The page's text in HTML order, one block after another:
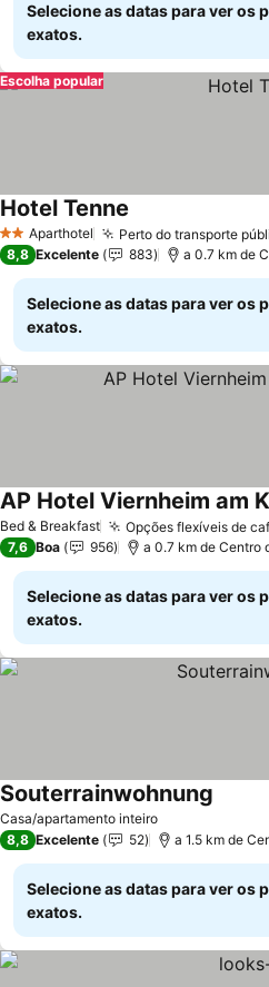
Selecione as datas para ver os
exatos.
Escolha popular
2 EstrelasAparthotel Perto do transporte
Hotel Tenne
8,8 Excelente 883 a 0.7 km de
Selecione as datas para ver os
exatos.
Bed & Breakfast Opções flexíveis de
AP Hotel Viernheim am
7,6 Boa 956 a 0.7 km de Centro
Selecione as datas para ver os
exatos.
Casa/apartamento inteiro
Souterrainwohnung
8,8 Excelente 52 a 1.5 km de
Selecione as datas para ver os
exatos.